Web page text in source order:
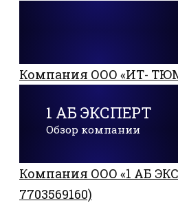
Компания ООО «ИТ-
1 АБ ЭКСПЕРТ
Обзор компании
Компания ООО «1 АБ
7703569160)